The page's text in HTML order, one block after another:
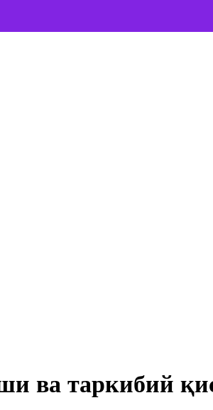
ва таркибий